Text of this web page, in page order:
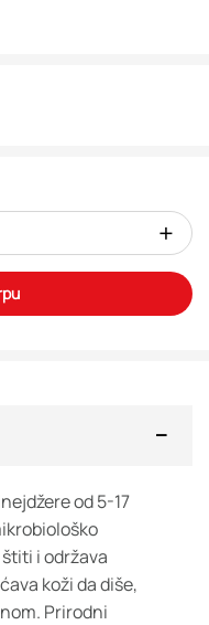
+
od 5-17
i održava
koži da diše,
Prirodni